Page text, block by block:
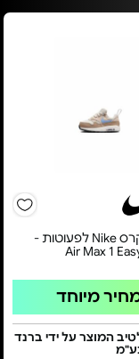
נעלי סניקרס Nike לפעוטות -
מיוחד
המוצר על ידי ברנד